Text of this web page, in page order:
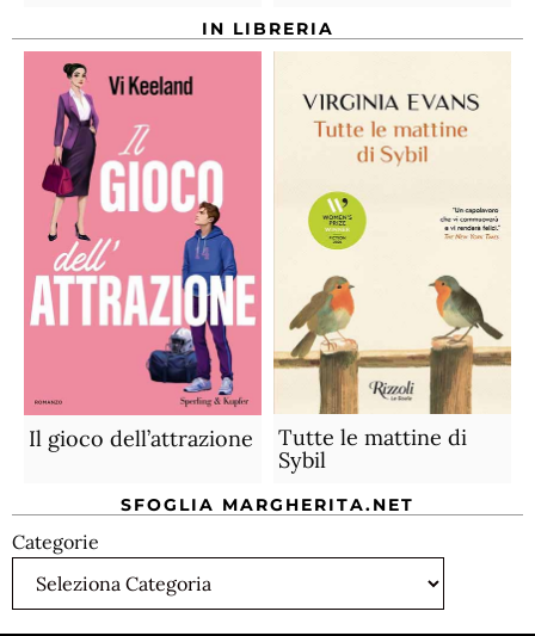
IN LIBRERIA
Il gioco dell’attrazione
Tutte le mattine di
Sybil
SFOGLIA MARGHERITA.NET
Categorie